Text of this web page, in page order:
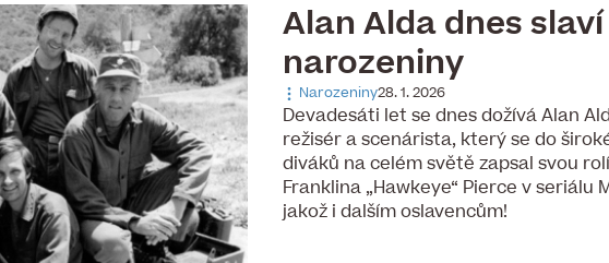
Alan Alda dnes slaví
narozeniny
Narozeniny28. 1. 2026
Devadesáti let se dnes dožívá Alan
režisér a scenárista, který se do
diváků na celém světě zapsal svou
Franklina „Hawkeye“ Pierce v seriálu
jakož i dalším oslavencům!